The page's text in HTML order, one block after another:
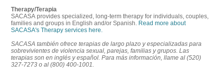
Therapy/Terapia
SACASA provides specialized, long-term therapy for individuals, couples,
families and groups in English and/or Spanish. Read more about
SACASA's Therapy services here.
SACASA también ofrece terapias de largo plazo y especializadas para
sobrevivientes de violencia sexual, parejas, familias y grupos. Las
terapias son en inglés y español. Para más información, llame al (520)
327-7273 o al (800) 400-1001.